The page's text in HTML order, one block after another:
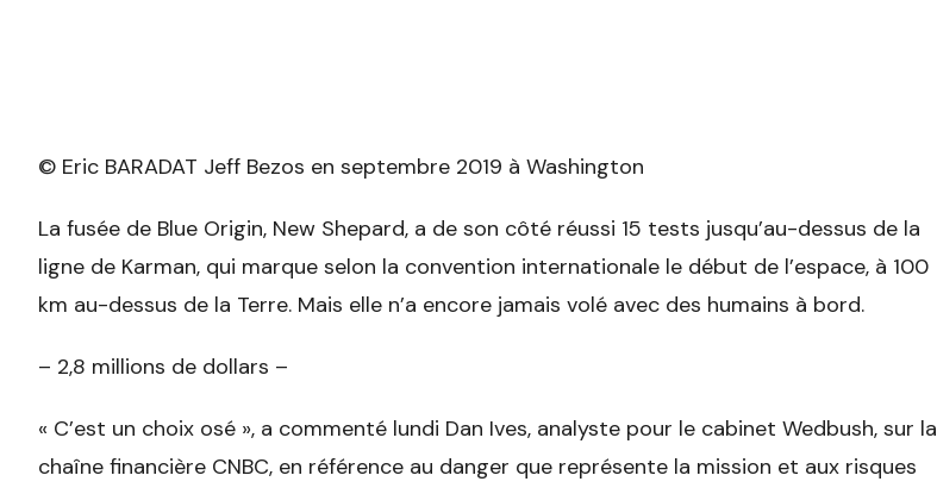
© Eric BARADAT Jeff Bezos en septembre 2019 à Washington
La fusée de Blue Origin, New Shepard, a de son côté réussi 15 tests jusqu’au-dessus de la
ligne de Karman, qui marque selon la convention internationale le début de l’espace, à 100
km au-dessus de la Terre. Mais elle n’a encore jamais volé avec des humains à bord.
– 2,8 millions de dollars –
« C’est un choix osé », a commenté lundi Dan Ives, analyste pour le cabinet Wedbush, sur la
chaîne financière CNBC, en référence au danger que représente la mission et aux risques